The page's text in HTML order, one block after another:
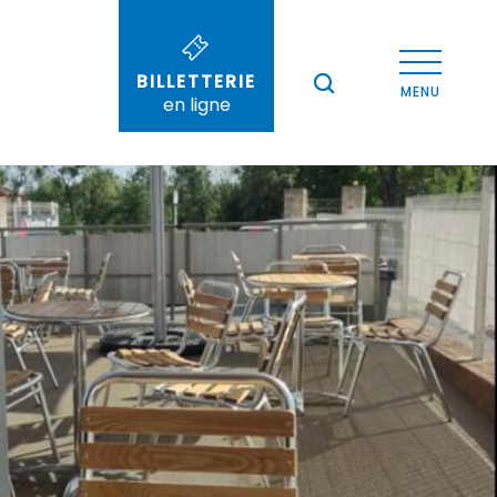
--°
BILLETTERIE
en ligne
MENU
Voir les photos (2)